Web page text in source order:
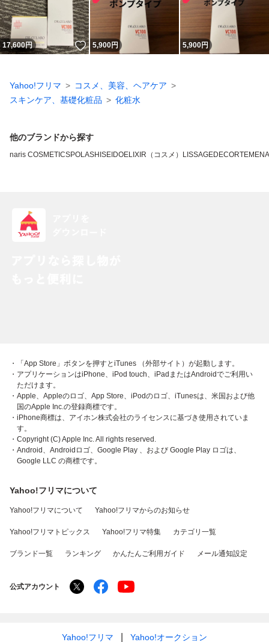
17,600円 いいね！
5,900円 5,900円
Yahoo!フリマ
コスメ、美容、ヘアケア
スキンケア、基礎化粧品
化粧水
他のブランドから探す
naris COSMETICSPOLASHISEIDOELIXIR（コスメ） LISSAGEDECORTE
・「App Store」ボタンを押すとiTunes （外部サイト）が起動します。
・アプリケーションはiPhone、iPod touch、iPadまたはAndroidでご利用い
ただけます。
・Apple、Appleのロゴ、App Store、iPodのロゴ、iTunesは、米国および他
国のApple Inc.の登録商標です。
・iPhone商標は、アイホン株式会社のライセンスに基づき使用されていま
す。
・Copyright (C) Apple Inc. All rights reserved.
・Android、Androidロゴ、Google Play 、および Google Play ロゴは、
Google LLC の商標です。
Yahoo!フリマについて
Yahoo!フリマについて Yahoo!フリマからのお知らせ
Yahoo!フリマトピックス Yahoo!フリマ特集 カテゴリ一覧
ブランド一覧 ランキング かんたんご利用ガイド メール通知設定
公式アカウント
Yahoo!フリマ Yahoo!オークション